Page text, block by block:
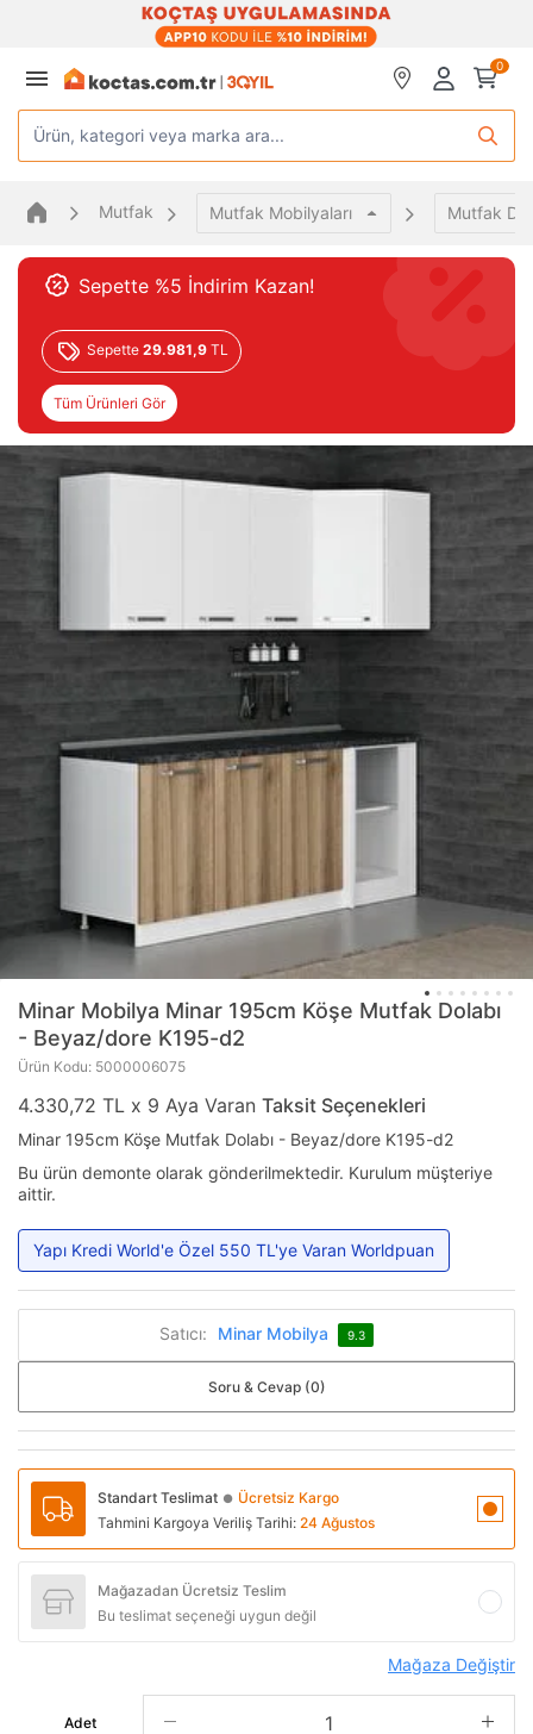
0
Ürün, kategori veya marka ara...
Mutfak Mutfak Mobilyaları Mutfak
Sepette %5 İndirim Kazan!
Sepette 29.981,9 TL
Tüm Ürünleri Gör
Minar Mobilya Minar 195cm Köşe Mutfak Dolabı
- Beyaz/dore K195-d2
Ürün Kodu: 5000006075
4.330,72 TL x 9 Aya Varan Taksit Seçenekleri
Minar 195cm Köşe Mutfak Dolabı - Beyaz/dore K195-d2
Bu ürün demonte olarak gönderilmektedir. Kurulum müşteriye
aittir.
Yapı Kredi World'e Özel 550 TL'ye Varan Worldpuan
Satıcı: Minar Mobilya 9.3
Soru & Cevap (0)
Standart Teslimat ● Ücretsiz Kargo
Tahmini Kargoya Veriliş Tarihi: 24 Ağustos
Mağazadan Ücretsiz Teslim
Bu teslimat seçeneği uygun değil
Mağaza Değiştir
Adet